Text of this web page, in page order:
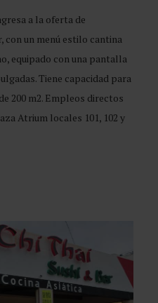
a la oferta de
un menú estilo cantina
equipado con una pantalla
Tiene capacidad para
200 m2. Empleos directos
Atrium locales 101, 102 y